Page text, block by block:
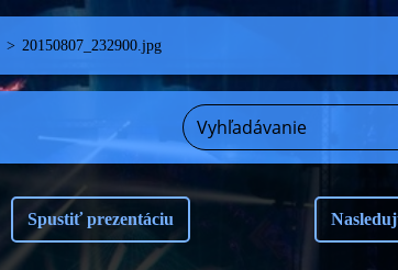
> 20150807_232900.jpg
Spustiť prezentáciu